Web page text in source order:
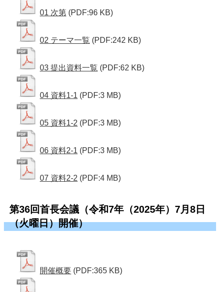
01 次第 (PDF:96 KB)
02 テーマ一覧 (PDF:242 KB)
03 提出資料一覧 (PDF:62 KB)
04 資料1-1 (PDF:3 MB)
05 資料1-2 (PDF:3 MB)
06 資料2-1 (PDF:3 MB)
07 資料2-2 (PDF:4 MB)
第36回首長会議（令和7年（2025年）7月8日
（火曜日）開催）
開催概要 (PDF:365 KB)